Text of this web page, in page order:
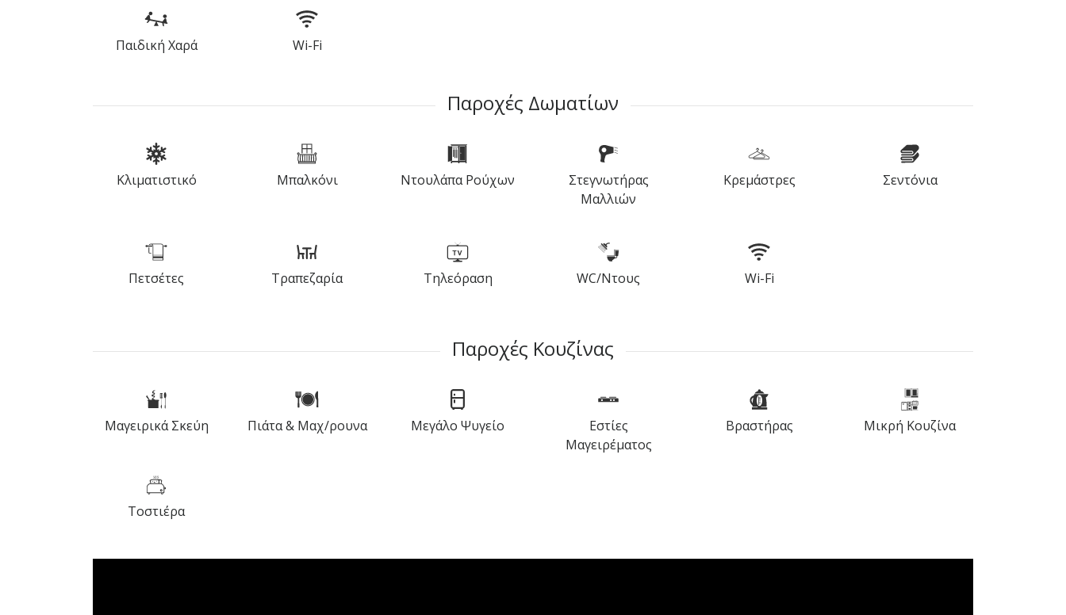
Παιδική Χαρά Wi-Fi
Παροχές Δωματίων
Κλιματιστικό Μπαλκόνι Ντουλάπα Ρούχων
Στεγνωτήρας
Μαλλιών
Κρεμάστρες Σεντόνια
Πετσέτες Τραπεζαρία Τηλεόραση WC/Ντους Wi-Fi
Παροχές Κουζίνας
Μαγειρικά Σκεύη Πιάτα & Μαχ/ρουνα Μεγάλο Ψυγείο
Εστίες
Μαγειρέματος
Βραστήρας Μικρή Κουζίνα
Τοστιέρα